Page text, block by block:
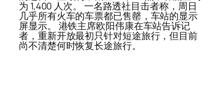
为 1,400 人次。 一名路透社目击者称，周日
几乎所有火车的车票都已售罄，车站的显示
屏显示。 港铁主席欧阳伟康在车站告诉记
者，重新开放最初只针对短途旅行，但目前
尚不清楚何时恢复长途旅行。